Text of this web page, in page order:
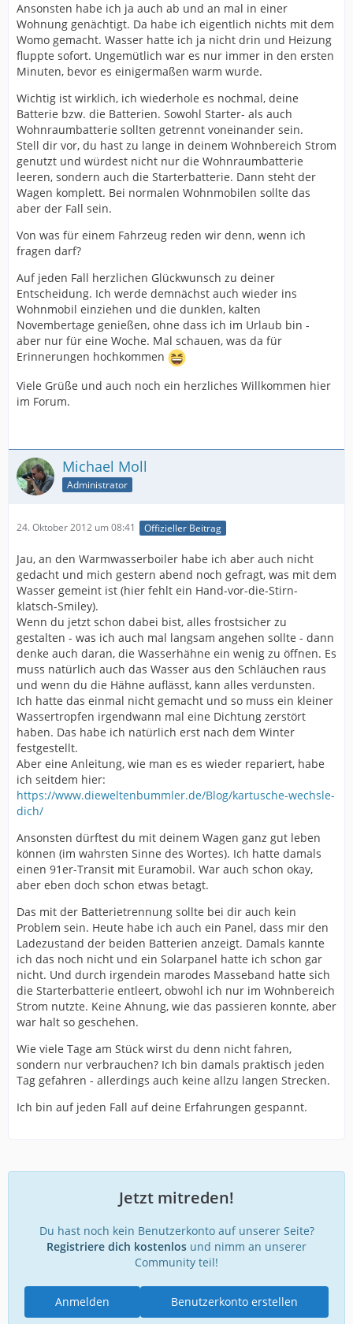
Ansonsten habe ich ja auch ab und an mal in einer
Wohnung genächtigt. Da habe ich eigentlich nichts mit dem
Womo gemacht. Wasser hatte ich ja nicht drin und Heizung
fluppte sofort. Ungemütlich war es nur immer in den ersten
Minuten, bevor es einigermaßen warm wurde.
Wichtig ist wirklich, ich wiederhole es nochmal, deine
Batterie bzw. die Batterien. Sowohl Starter- als auch
Wohnraumbatterie sollten getrennt voneinander sein.
Stell dir vor, du hast zu lange in deinem Wohnbereich Strom
genutzt und würdest nicht nur die Wohnraumbatterie
leeren, sondern auch die Starterbatterie. Dann steht der
Wagen komplett. Bei normalen Wohnmobilen sollte das
aber der Fall sein.
Von was für einem Fahrzeug reden wir denn, wenn ich
fragen darf?
Auf jeden Fall herzlichen Glückwunsch zu deiner
Entscheidung. Ich werde demnächst auch wieder ins
Wohnmobil einziehen und die dunklen, kalten
Novembertage genießen, ohne dass ich im Urlaub bin -
aber nur für eine Woche. Mal schauen, was da für
Erinnerungen hochkommen
Viele Grüße und auch noch ein herzliches Willkommen hier
im Forum.
Michael Moll
Administrator
24. Oktober 2012 um 08:41 Offizieller Beitrag
Jau, an den Warmwasserboiler habe ich aber auch nicht
gedacht und mich gestern abend noch gefragt, was mit dem
Wasser gemeint ist (hier fehlt ein Hand-vor-die-Stirn-
klatsch-Smiley).
Wenn du jetzt schon dabei bist, alles frostsicher zu
gestalten - was ich auch mal langsam angehen sollte - dann
denke auch daran, die Wasserhähne ein wenig zu öffnen. Es
muss natürlich auch das Wasser aus den Schläuchen raus
und wenn du die Hähne auflässt, kann alles verdunsten.
Ich hatte das einmal nicht gemacht und so muss ein kleiner
Wassertropfen irgendwann mal eine Dichtung zerstört
haben. Das habe ich natürlich erst nach dem Winter
festgestellt.
Aber eine Anleitung, wie man es es wieder repariert, habe
ich seitdem hier:
https://www.dieweltenbummler.de/Blog/kartusche-wechsle-
dich/
Ansonsten dürftest du mit deinem Wagen ganz gut leben
können (im wahrsten Sinne des Wortes). Ich hatte damals
einen 91er-Transit mit Euramobil. War auch schon okay,
aber eben doch schon etwas betagt.
Das mit der Batterietrennung sollte bei dir auch kein
Problem sein. Heute habe ich auch ein Panel, dass mir den
Ladezustand der beiden Batterien anzeigt. Damals kannte
ich das noch nicht und ein Solarpanel hatte ich schon gar
nicht. Und durch irgendein marodes Masseband hatte sich
die Starterbatterie entleert, obwohl ich nur im Wohnbereich
Strom nutzte. Keine Ahnung, wie das passieren konnte, aber
war halt so geschehen.
Wie viele Tage am Stück wirst du denn nicht fahren,
sondern nur verbrauchen? Ich bin damals praktisch jeden
Tag gefahren - allerdings auch keine allzu langen Strecken.
Ich bin auf jeden Fall auf deine Erfahrungen gespannt.
Jetzt mitreden!
Du hast noch kein Benutzerkonto auf unserer Seite?
Registriere dich kostenlos und nimm an unserer
Community teil!
Benutzerkonto erstellen
Anmelden